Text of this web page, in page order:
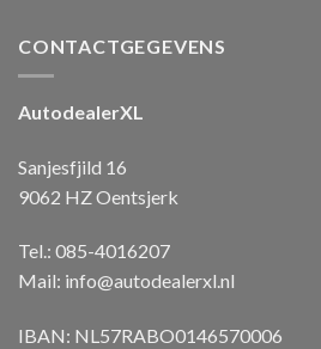
CONTACTGEGEVENS
AutodealerXL
Sanjesfjild 16
9062 HZ Oentsjerk
Tel.: 085-4016207
Mail: info@autodealerxl.nl
IBAN: NL57RABO0146570006